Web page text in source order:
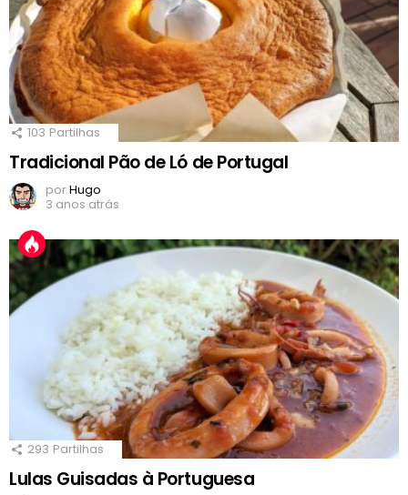
103 Partilhas
Tradicional Pão de Ló de Portugal
porHugo
3 anos atrás
293 Partilhas
Lulas Guisadas à Portuguesa